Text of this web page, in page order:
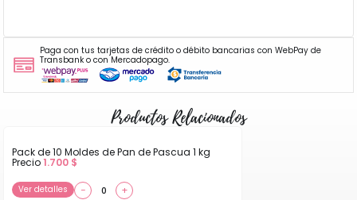
Paga con tus tarjetas de crédito o débito bancarias con WebPay de
Transbank o con Mercadopago.
Productos Relacionados
Pack de 10 Moldes de Pan de Pascua 1 kg
Precio 1.700 $
Ver detalles − +